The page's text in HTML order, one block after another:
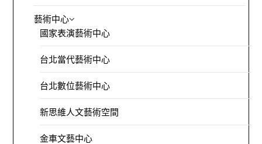
藝術中心
國家表演藝術中心
台北當代藝術中心
台北數位藝術中心
新思維人文藝術空間
金車文藝中心